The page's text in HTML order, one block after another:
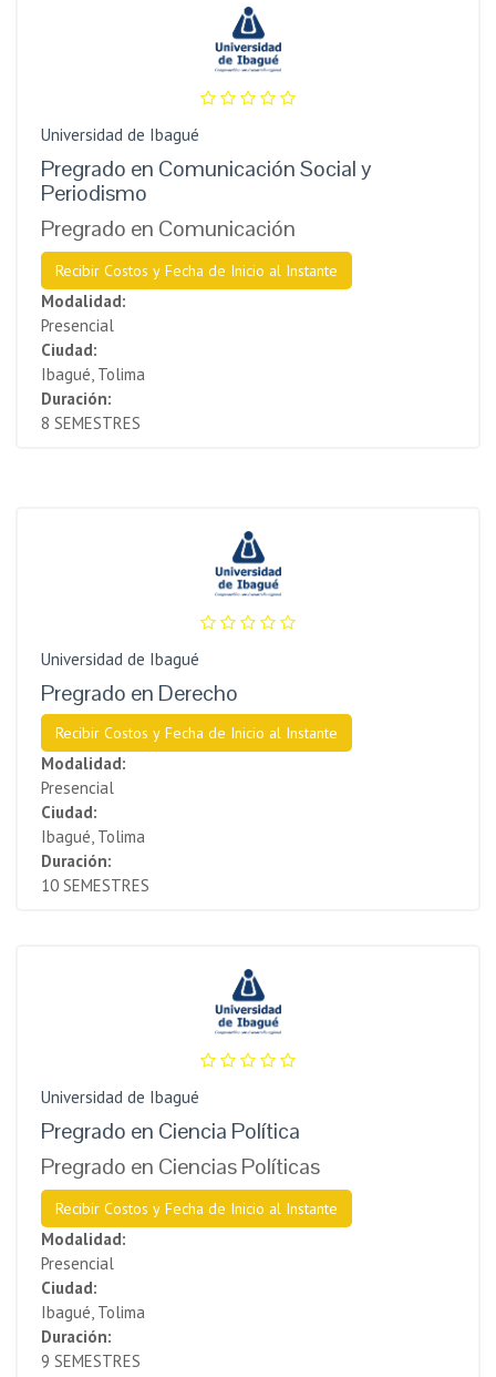
Universidad de Ibagué
Pregrado en Comunicación Social y
Periodismo
Pregrado en Comunicación
Recibir Costos y Fecha de Inicio al Instante
Modalidad:
Presencial
Ciudad:
Ibagué, Tolima
Duración:
8 SEMESTRES
Universidad de Ibagué
Pregrado en Derecho
Recibir Costos y Fecha de Inicio al Instante
Modalidad:
Presencial
Ciudad:
Ibagué, Tolima
Duración:
10 SEMESTRES
Universidad de Ibagué
Pregrado en Ciencia Política
Pregrado en Ciencias Políticas
Recibir Costos y Fecha de Inicio al Instante
Modalidad:
Presencial
Ciudad:
Ibagué, Tolima
Duración:
9 SEMESTRES